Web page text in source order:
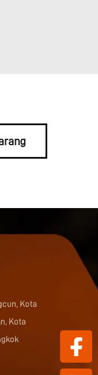
Kota
Kota